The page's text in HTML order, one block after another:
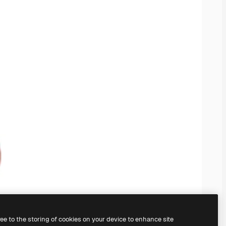
to the storing of cookies on your device to enhance site